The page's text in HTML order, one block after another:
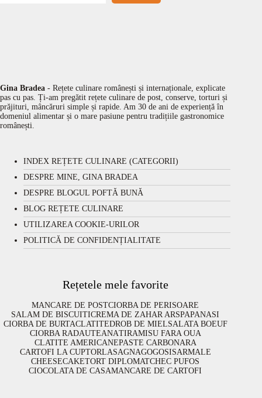
Gina Bradea - Rețete culinare românești și internaționale, explicate
pas cu pas. Ți-am pregătit rețete culinare de post, conserve, torturi și
prăjituri, mâncăruri simple și rapide. Am 30 de ani de experiență în
domeniul alimentar și o mare pasiune pentru tradițiile gastronomice
românești.
INDEX REȚETE CULINARE (CATEGORII)
DESPRE MINE, GINA BRADEA
DESPRE BLOGUL POFTĂ BUNĂ
BLOG REȚETE CULINARE
UTILIZAREA COOKIE-URILOR
POLITICĂ DE CONFIDENȚIALITATE
Rețetele mele favorite
MANCARE DE POSTCIORBA DE PERISOARE
SALAM DE BISCUITICREMA DE ZAHAR ARSPAPANASI
CIORBA DE BURTACLATITEDROB DE MIELSALATA BOEUF
CIORBA RADAUTEANATIRAMISU FARA OUA
CLATITE AMERICANEPASTE CARBONARA
CARTOFI LA CUPTORLASAGNAGOGOSISARMALE
CHEESECAKETORT DIPLOMATCHEC PUFOS
CIOCOLATA DE CASAMANCARE DE CARTOFI